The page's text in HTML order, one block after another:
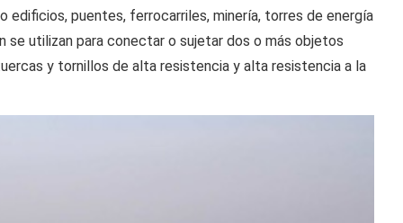
edificios, puentes, ferrocarriles, minería, torres de energía
utilizan para conectar o sujetar dos o más objetos
y tornillos de alta resistencia y alta resistencia a la